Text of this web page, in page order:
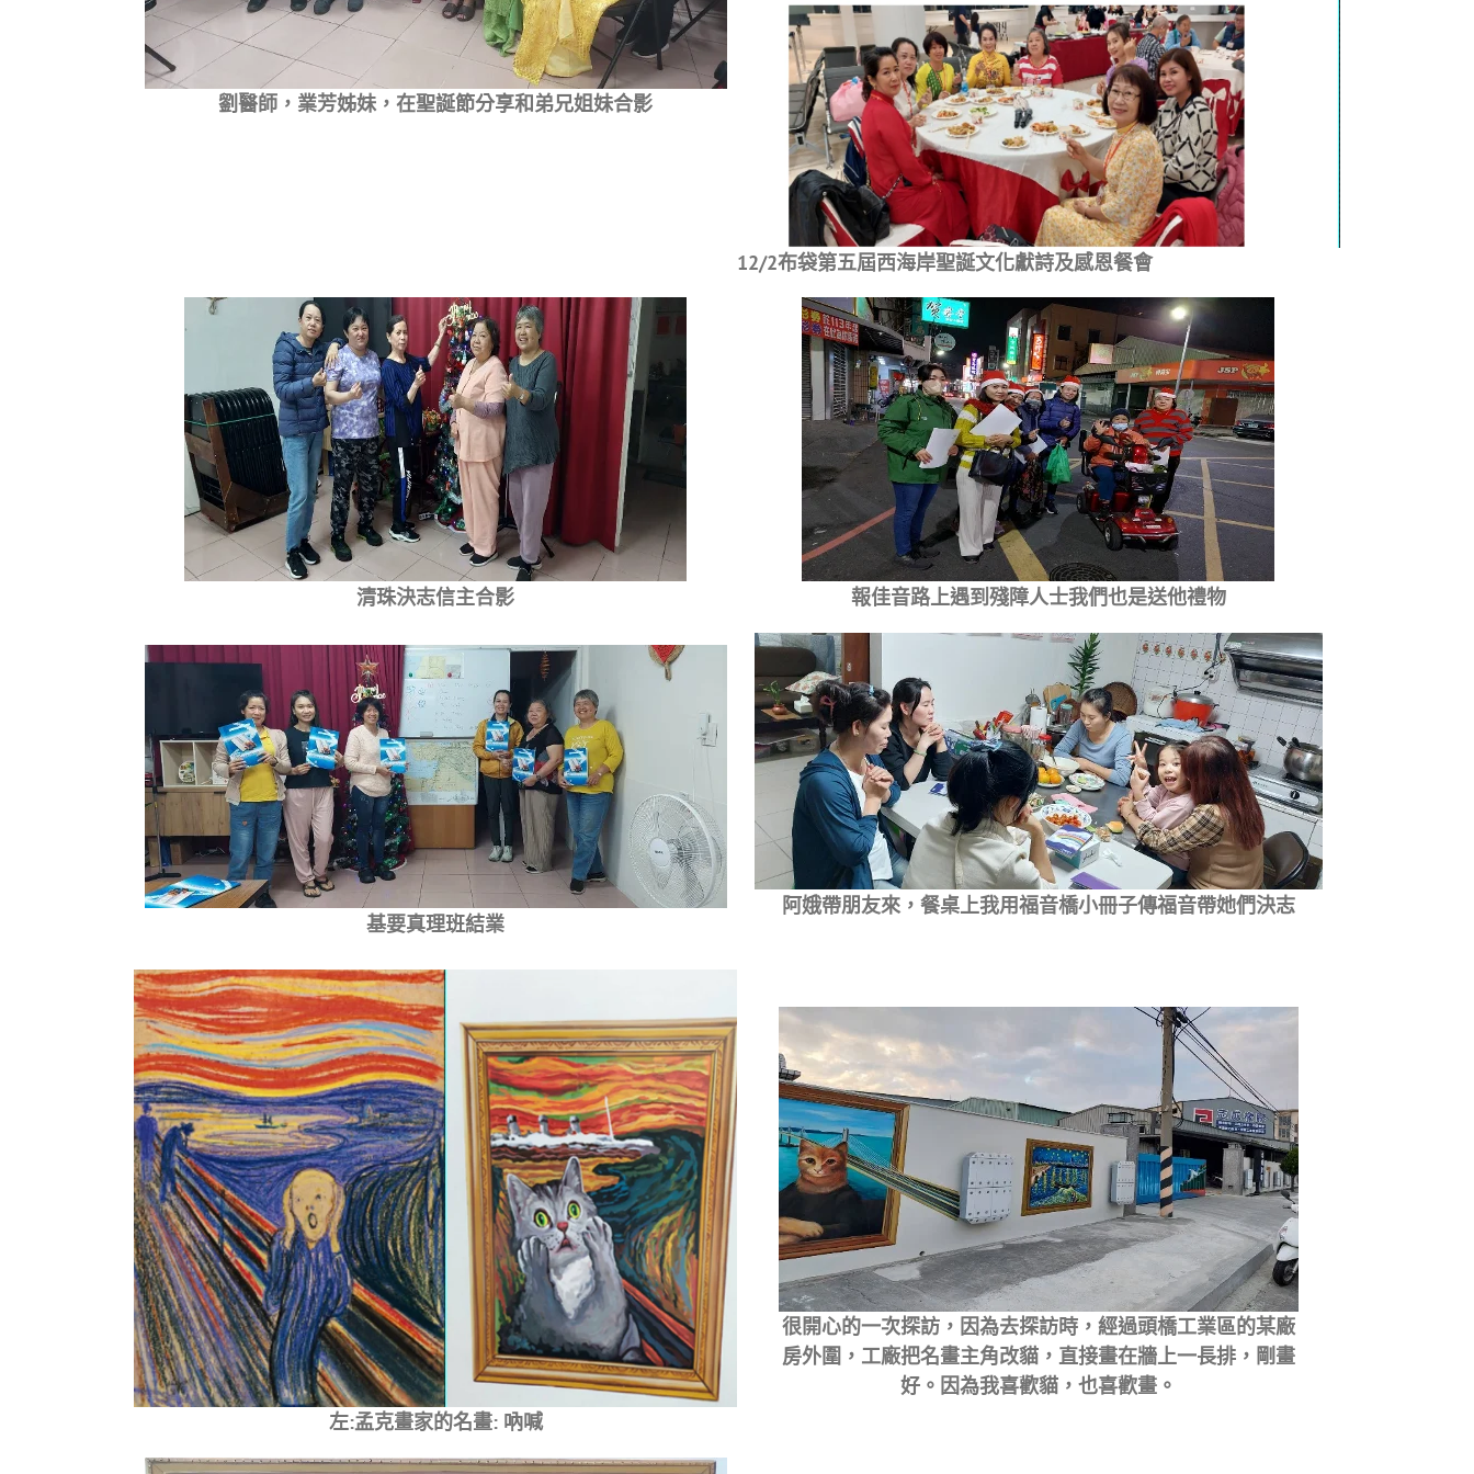
劉醫師，業芳姊妹，在聖誕節分享和弟兄姐妹合影
12/2布袋第五屆西海岸聖誕文化獻詩及感恩餐會
清珠決志信主合影 報佳音路上遇到殘障人士我們也是送他禮物
基要真理班結業
阿娥帶朋友來，餐桌上我用福音橋小冊子傳福音帶她們決志
左:孟克畫家的名畫: 吶喊
很開心的一次探訪，因為去探訪時，經過頭橋工業區的某廠
房外圍，工廠把名畫主角改貓，直接畫在牆上一長排，剛畫
好。因為我喜歡貓，也喜歡畫。